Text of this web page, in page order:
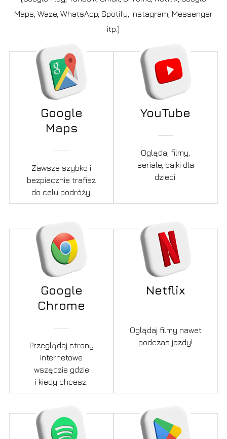
Maps, Waze, WhatsApp, Spotify, Instagram, Messenger
itp.)
Google
Maps
Zawsze szybko i
bezpiecznie trafisz
do celu podróży.
YouTube
Oglądaj filmy,
seriale, bajki dla
dzieci.
Google
Chrome
Przeglądaj strony
internetowe
wszędzie gdzie
i kiedy chcesz.
Netflix
Oglądaj filmy nawet
podczas jazdy!